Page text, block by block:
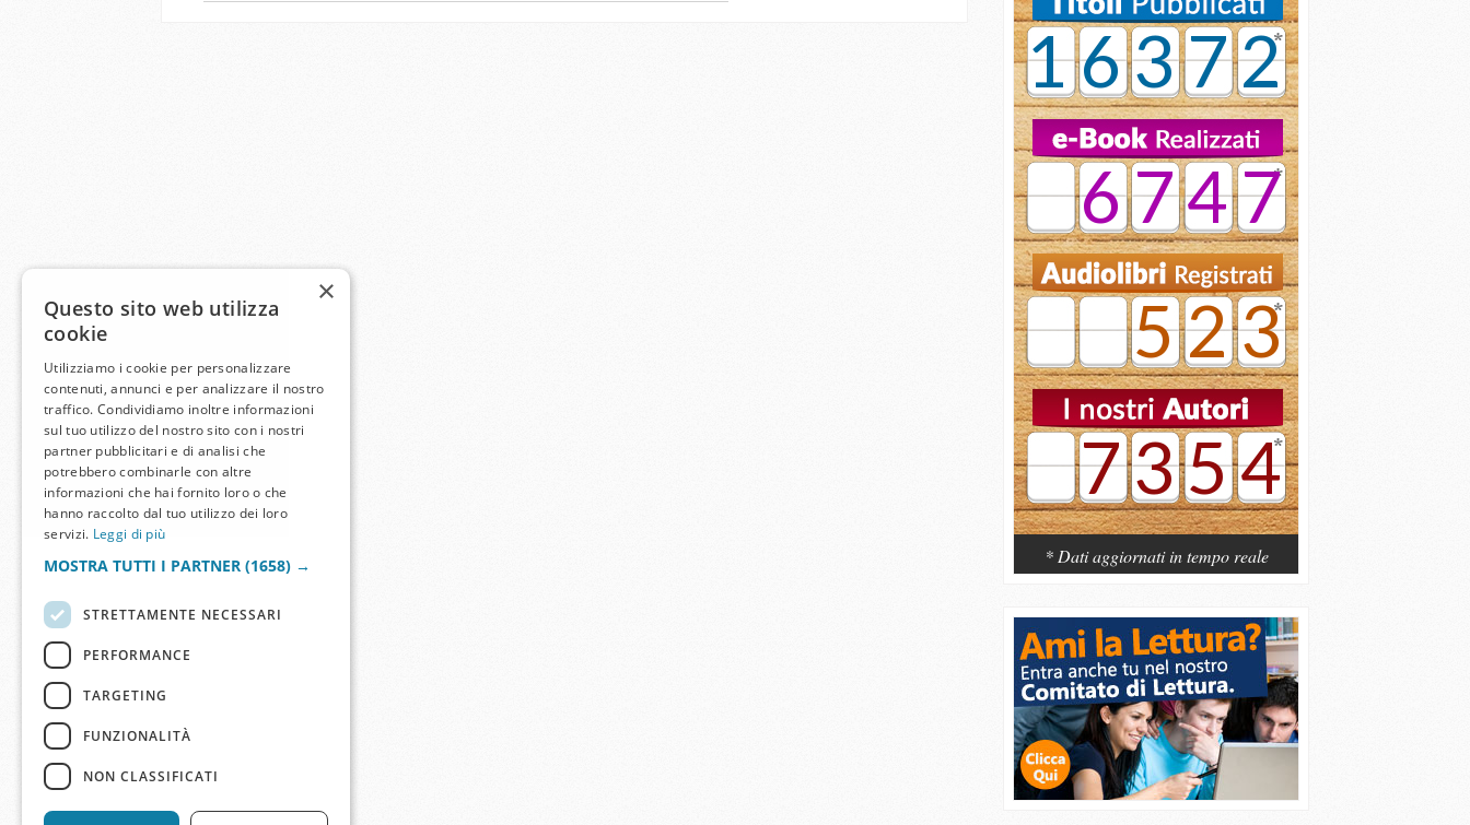
16372
6747
523
7354
* Dati aggiornati in tempo reale
×
Questo sito web utilizza
cookie
Utilizziamo i cookie per personalizzare
contenuti, annunci e per analizzare il nostro
traffico. Condividiamo inoltre informazioni
sul tuo utilizzo del nostro sito con i nostri
partner pubblicitari e di analisi che
potrebbero combinarle con altre
informazioni che hai fornito loro o che
hanno raccolto dal tuo utilizzo dei loro
servizi. Leggi di più
MOSTRA TUTTI I PARTNER (1658) →
STRETTAMENTE NECESSARI
PERFORMANCE
TARGETING
FUNZIONALITÀ
NON CLASSIFICATI